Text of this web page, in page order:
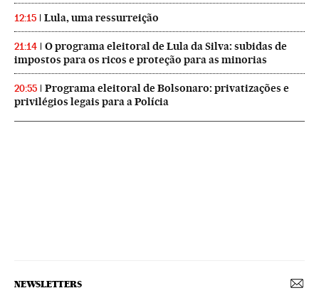
12:15 Lula, uma ressurreição
21:14
O programa eleitoral de Lula da Silva: subidas de
impostos para os ricos e proteção para as minorias
20:55
Programa eleitoral de Bolsonaro: privatizações e
privilégios legais para a Polícia
NEWSLETTERS